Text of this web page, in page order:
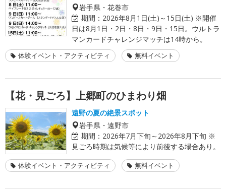
岩手県・花巻市
期間： 2026年8月1日(土)～15日(土) ※開催
日は8月1日・2日・8日・9日・15日。ウルトラ
マンカードチャレンジマッチは14時から。
体験イベント・アクティビティ 無料イベント
【花・見ごろ】上郷町のひまわり畑
遠野の夏の絶景スポット
岩手県・遠野市
期間： 2026年7月下旬～2026年8月下旬 ※
見ごろ時期は気候等により前後する場合あり。
体験イベント・アクティビティ 無料イベント